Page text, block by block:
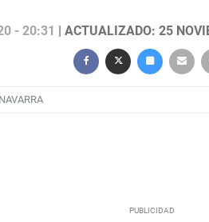
- 20:31 | ACTUALIZADO: 25